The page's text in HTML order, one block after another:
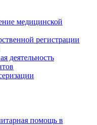
медицинской
регистрации
деятельность
помощь в